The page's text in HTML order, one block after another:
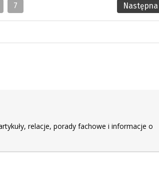
7 Następna
relacje, porady fachowe i informacje o